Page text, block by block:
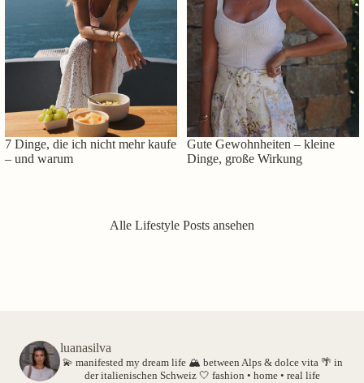
7 Dinge, die ich nicht mehr kaufe
– und warum
Gute Gewohnheiten – kleine
Dinge, große Wirkung
Alle Lifestyle Posts ansehen
luanasilva
💫 manifested my dream life 🏔️ between Alps & dolce vita 🌴 in
der italienischen Schweiz 🤍 fashion • home • real life